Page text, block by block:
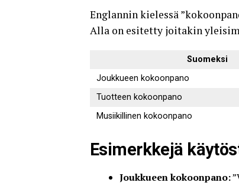
Englannin kielessä
Alla on esitetty joitakin
Suomeksi
Joukkueen kokoonpano
Tuotteen kokoonpano
Musiikillinen kokoonpano
Esimerkkejä
Joukkueen kokoonpano: